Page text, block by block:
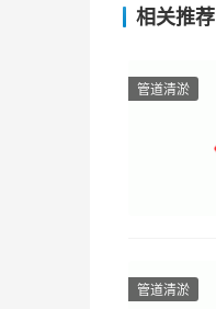
相关推荐
管道清淤
管道清淤